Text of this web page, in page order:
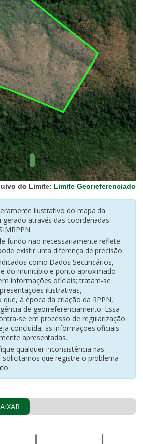
do Limite: Limite Georreferenciado
ilustrativo do mapa da
gerado através das coordenadas
fundo não necessariamente reflete
existir uma diferença de precisão.
como Dados Secundários,
do município e ponto aproximado
informações oficiais; tratam-se
ilustrativas,
que, à época da criação da RPPN,
de georreferenciamento. Essa
se em processo de regularização
concluída, as informações oficiais
apresentadas.
qualquer inconsistência nas
que registre o problema